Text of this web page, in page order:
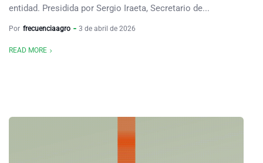
entidad. Presidida por Sergio Iraeta, Secretario de...
Por frecuenciaagro 3 de abril de 2026
READ MORE